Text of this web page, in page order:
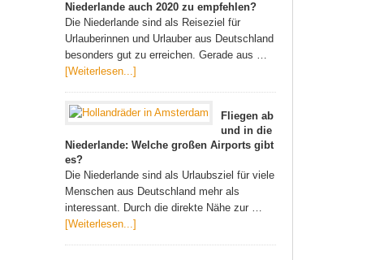
Niederlande auch 2020 zu empfehlen?
Die Niederlande sind als Reiseziel für
Urlauberinnen und Urlauber aus Deutschland
besonders gut zu erreichen. Gerade aus …
[Weiterlesen...]
Fliegen ab
und in die
Niederlande: Welche großen Airports gibt
es?
Die Niederlande sind als Urlaubsziel für viele
Menschen aus Deutschland mehr als
interessant. Durch die direkte Nähe zur …
[Weiterlesen...]